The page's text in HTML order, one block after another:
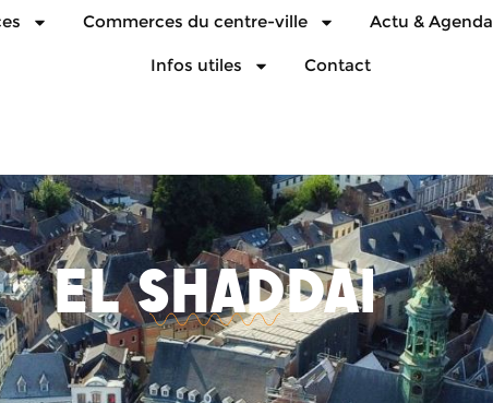
Commerces du centre-ville Actu & Agenda
Infos utiles Contact
EL SHADDAI